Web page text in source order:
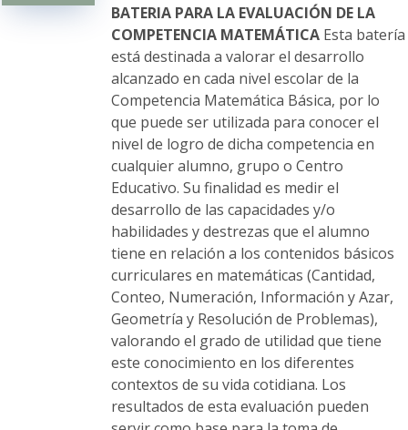
elegir
en
la
página
de
producto
BATERIA PARA LA EVALUACIÓN DE LA
COMPETENCIA MATEMÁTICAEsta batería
está destinada a valorar el desarrollo
alcanzado en cada nivel escolar de la
Competencia Matemática Básica, por lo
que puede ser utilizada para conocer el
nivel de logro de dicha competencia en
cualquier alumno, grupo o Centro
Educativo. Su finalidad es medir el
desarrollo de las capacidades y/o
habilidades y destrezas que el alumno
tiene en relación a los contenidos básicos
curriculares en matemáticas (Cantidad,
Conteo, Numeración, Información y Azar,
Geometría y Resolución de Problemas),
valorando el grado de utilidad que tiene
este conocimiento en los diferentes
contextos de su vida cotidiana. Los
resultados de esta evaluación pueden